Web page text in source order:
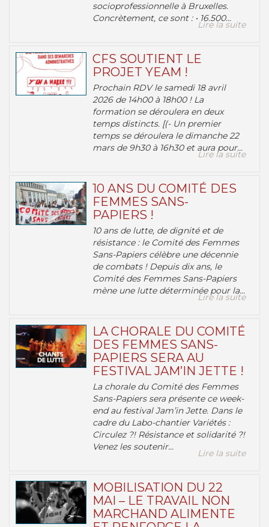
socioprofessionnelle à Bruxelles.
Concrètement, ce sont : • 16.500...
Lire la suite
CFS SOUTIENT LE
PROJET YEAM !
Prochain RDV le samedi 18 avril
2026 de 14h00 à 18h00 ! La
formation se déroulera en deux
temps distincts. [(- Un premier
temps se déroulera le dimanche 22
mars de 9h30 à 16h30 et aura pour...
Lire la suite
10 ANS DU COMITÉ DES
FEMMES SANS-
PAPIERS !
10 ans de lutte, de dignité et de
résistance : le Comité des Femmes
Sans-Papiers célèbre une décennie
de combats ! Depuis dix ans, le
Comité des Femmes Sans-Papiers
mène une lutte déterminée pour la...
Lire la suite
LA CHORALE DU COMITÉ
DES FEMMES SANS-
PAPIERS SERA AU
FESTIVAL JAM’IN JETTE !
La chorale du Comité des Femmes
Sans-Papiers sera présente ce week-
end au festival Jam’in Jette. Dans le
cadre du Labo-chantier Variétés :
Circulez ?! Résistance et solidarité ?!
Venez les soutenir...
Lire la suite
MOBILISATION DU 22
MAI – LE TRAVAIL NON
MARCHAND ALIMENTE